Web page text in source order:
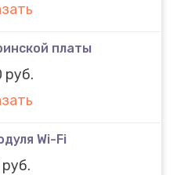
платы
руб.
Wi-Fi